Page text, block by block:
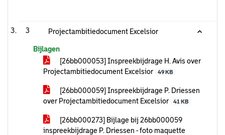
3 Projectambitiedocument Excelsior
Bijlagen
[26bb000053] Inspreekbijdrage H. Avis over
Projectambitiedocument Excelsior
49 KB
[26bb000059] Inspreekbijdrage P. Driessen
over Projectambitiedocument Excelsior
41 KB
[26bb000273] Bijlage bij 26bb000059
inspreekbijdrage P. Driessen - foto maquette